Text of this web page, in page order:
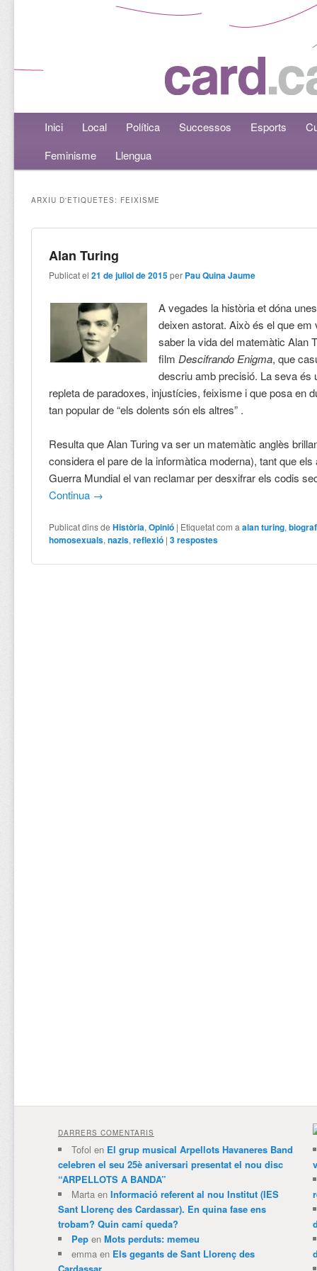
Menú principalAneu al contingut principal
Aneu al contingut secundari
Inici Local Política Successos Esports
Feminisme
Llengua
ARXIU D'ETIQUETES: FEIXISME
Alan Turing
Publicat el21 de juliol de 2015 per Pau Quina Jaume
A vegades la història et dóna
deixen astorat. Això és el que em
saber la vida del matemàtic Alan
film Descifrando Enigma, que
descriu amb precisió. La seva és
repleta de paradoxes, injustícies, feixisme i que posa en
tan popular de “els dolents són els altres” .
Resulta que Alan Turing va ser un matemàtic anglès
considera el pare de la informàtica moderna), tant que els
Guerra Mundial el van reclamar per desxifrar els codis
Continua →
Publicat dins de Història,Opinió | Etiquetat com a alan turing,
homosexuals,nazis,reflexió |3respostes
DARRERS COMENTARIS
Tofol en El grup musical Arpellots Havaneres Band
celebren el seu 25è aniversari presentat el nou disc
“ARPELLOTS A BANDA”
Martaen Informació referent al nou Institut (IES
Sant Llorenç des Cardassar). En quina fase ens
trobam? Quin camí queda?
Pepen Mots perduts: memeu
emmaen Els gegants de Sant Llorenç des